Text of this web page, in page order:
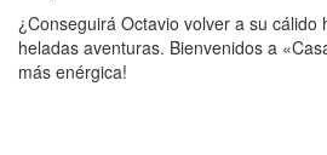
¿Conseguirá Octavio volver a su
heladas aventuras. Bienvenidos a
más enérgica!